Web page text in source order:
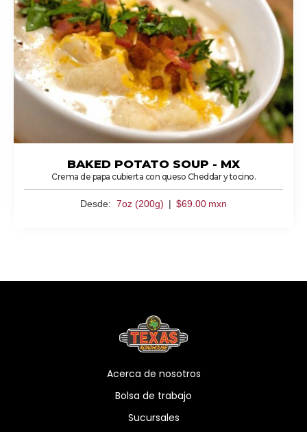
BAKED POTATO SOUP - MX
Crema de papa cubierta con queso Cheddar y tocino.
Desde: 7oz (200g) | $69.00 mxn
Acerca de nosotros
Bolsa de trabajo
Sucursales